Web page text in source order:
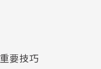
、企業人士、醫護
生！
要技巧